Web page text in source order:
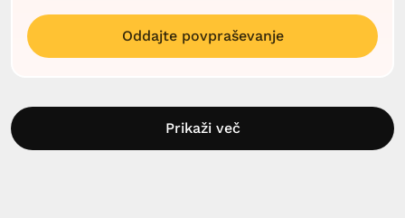
Oddajte povpraševanje
Prikaži več